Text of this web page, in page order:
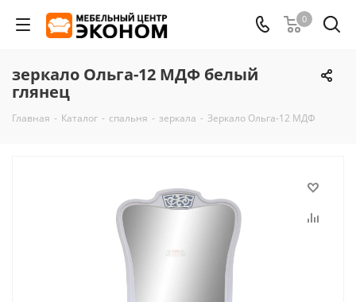
0
зеркало Ольга-12 МДФ белый
глянец
Главная - Каталог - спальня - зеркала - Зеркало Ольга-12 МДФ